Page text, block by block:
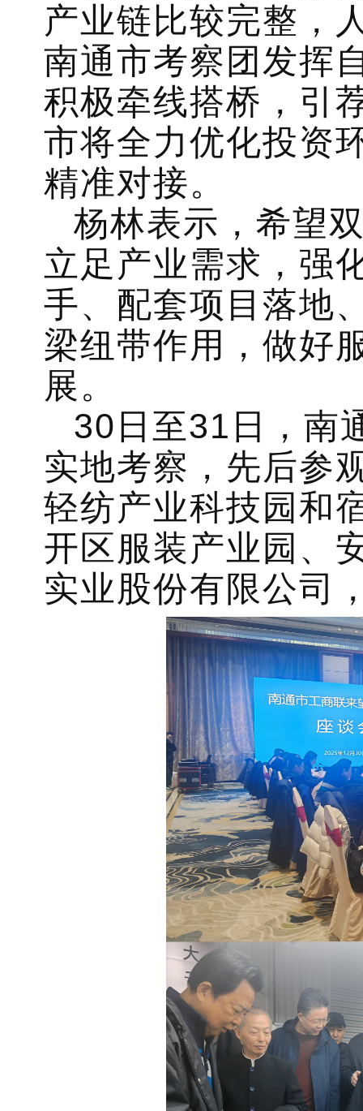
产业链比较完整，
南通市考察团发挥
积极牵线搭桥，引
市将全力优化投资
精准对接。
杨林表示，希望
立足产业需求，强
手、配套项目落地
梁纽带作用，做好
展。
30日至31日，南
实地考察，先后参
轻纺产业科技园和
开区服装产业园、
实业股份有限公司